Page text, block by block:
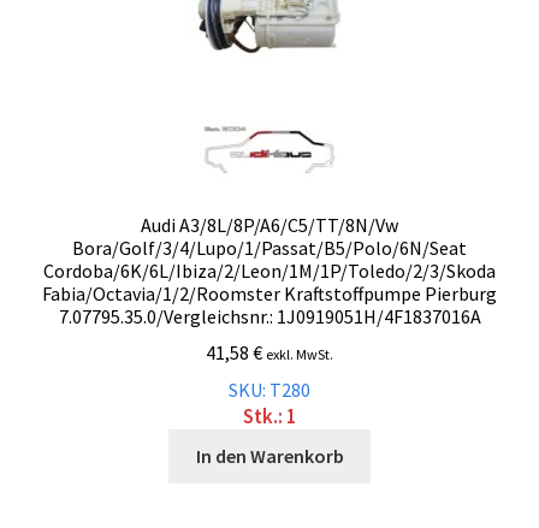
Widerrufsbelehrung
Wunschzettel
Audi A3/8L/8P/A6/C5/TT/8N/Vw
Bora/Golf/3/4/Lupo/1/Passat/B5/Polo/6N/Seat
Cordoba/6K/6L/Ibiza/2/Leon/1M/1P/Toledo/2/3/Skoda
Fabia/Octavia/1/2/Roomster Kraftstoffpumpe Pierburg
7.07795.35.0/Vergleichsnr.: 1J0919051H/4F1837016A
41,58 € exkl. MwSt.
SKU: T280
Stk.: 1
In den Warenkorb